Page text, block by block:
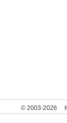
© 2003-2026